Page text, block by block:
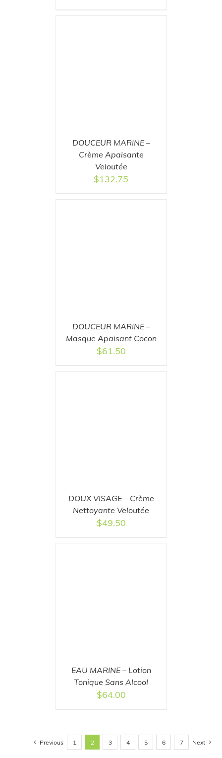
DOUCEUR MARINE –
Crème Apaisante
Veloutée
$132.75
DOUCEUR MARINE –
Masque Apaisant Cocon
$61.50
DOUX VISAGE – Crème
Nettoyante Veloutée
$49.50
EAU MARINE – Lotion
Tonique Sans Alcool
$64.00
Previous 1 2 3 4 5 6 7 Next